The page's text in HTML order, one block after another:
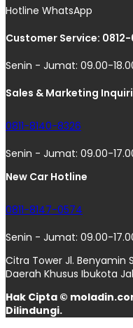
Hotline WhatsApp
Customer Service:
Senin - Jumat: 09.00-
Sales & Marketing
0811-8140-8326
Senin - Jumat: 09.00-
New Car Hotline
0811-8147-0574
Senin - Jumat: 09.00-
Citra Tower Jl. Benyamin
Daerah Khusus Ibukota
Hak Cipta ©
Dilindungi.